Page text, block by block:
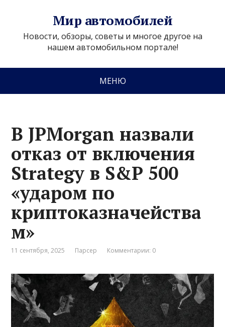
Мир автомобилей
Новости, обзоры, советы и многое другое на
нашем автомобильном портале!
МЕНЮ
В JPMorgan назвали
отказ от включения
Strategy в S&P 500
«ударом по
криптоказначейства
м»
11 сентября, 2025 Парсер Комментарии: 0